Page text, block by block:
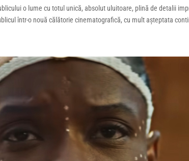
o lume cu totul unică, absolut uluitoare, plină de detalii
într-o nouă călătorie cinematografică, cu mult așteptata